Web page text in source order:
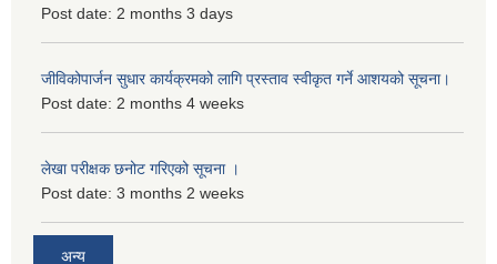
Post date: 2 months 3 days
जीविकोपार्जन सुधार कार्यक्रमको लागि प्रस्ताव स्वीकृत गर्ने आशयको सूचना।
Post date: 2 months 4 weeks
लेखा परीक्षक छनोट गरिएको सूचना ।
Post date: 3 months 2 weeks
अन्य